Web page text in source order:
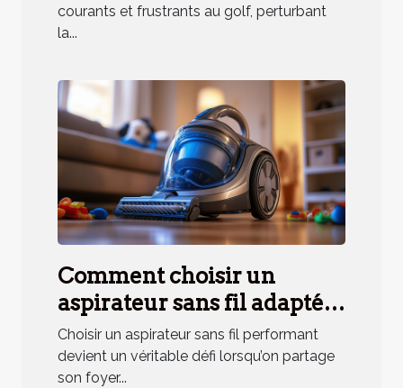
courants et frustrants au golf, perturbant
la...
Comment choisir un
aspirateur sans fil adapté
aux besoins des ménages
avec animaux ?
Choisir un aspirateur sans fil performant
devient un véritable défi lorsqu’on partage
son foyer...